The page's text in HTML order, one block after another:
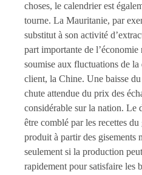
choses, le calendrier est
tourne. La Mauritanie, par
substitut à son activité
part importante de
soumise aux fluctuations de
client, la Chine. Une baisse
chute attendue du prix des
considérable sur la nation. Le
être comblé par les recettes
produit à partir des gisements
seulement si la production
rapidement pour satisfaire les